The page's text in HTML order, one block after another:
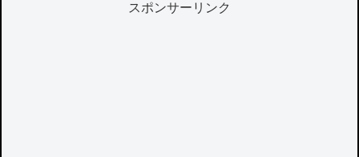
スポンサーリンク